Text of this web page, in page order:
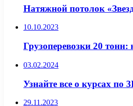
Натяжной потолок
10.10.2023
Грузоперевозки 20
03.02.2024
Узнайте все о курсах по
29.11.2023